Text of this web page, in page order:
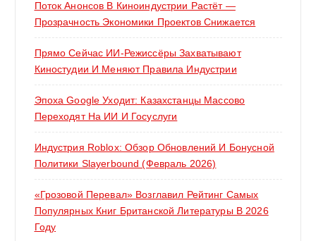
Поток Анонсов В Киноиндустрии Растёт —
Прозрачность Экономики Проектов Снижается
Прямо Сейчас ИИ-Режиссёры Захватывают
Киностудии И Меняют Правила Индустрии
Эпоха Google Уходит: Казахстанцы Массово
Переходят На ИИ И Госуслуги
Индустрия Roblox: Обзор Обновлений И Бонусной
Политики Slayerbound (февраль 2026)
«Грозовой Перевал» Возглавил Рейтинг Самых
Популярных Книг Британской Литературы В 2026
Году